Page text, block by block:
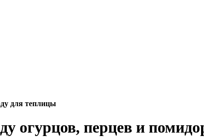
для теплицы
огурцов, перцев и